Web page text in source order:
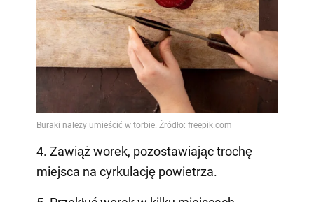
4. Zawiąż worek, pozostawiając trochę
miejsca na cyrkulację powietrza.